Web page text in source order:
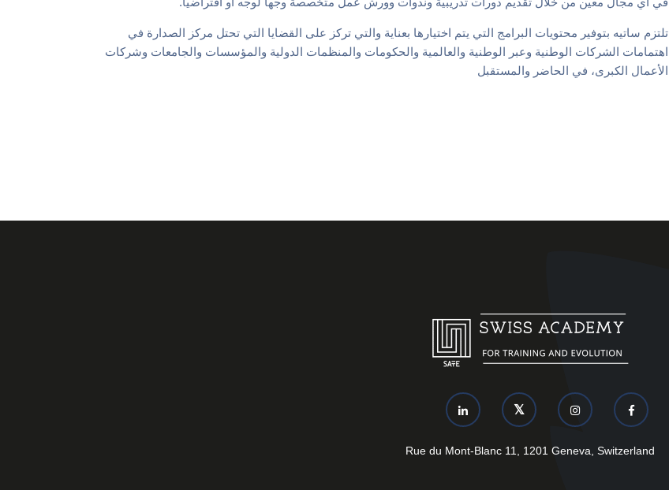
تلتزم ساتيه بتوفير محتويات البرامج التي يتم اختيارها بعناية والتي تركز على القضايا التي تحتل مركز الصدارة في
اهتمامات الشركات الوطنية وعبر الوطنية والعالمية والحكومات والمنظمات الدولية والمؤسسات والجامعات وشركات
الأعمال الكبرى، في الحاضر والمستقبل
Rue du Mont-Blanc 11, 1201 Geneva, Switzerland